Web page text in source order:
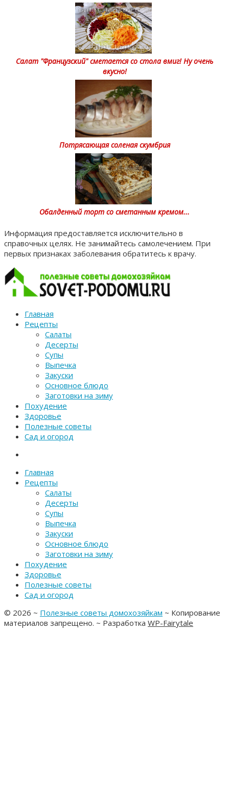
Салат "Французский" сметается со стола вмиг! Ну очень
вкусно!
Потрясающая соленая скумбрия
Обалденный торт со сметанным кремом...
Информация предоставляется исключительно в
справочных целях. Не занимайтесь самолечением. При
первых признаках заболевания обратитесь к врачу.
Главная
Рецепты
Салаты
Десерты
Супы
Выпечка
Закуски
Основное блюдо
Заготовки на зиму
Похудение
Здоровье
Полезные советы
Сад и огород
Главная
Рецепты
Салаты
Десерты
Супы
Выпечка
Закуски
Основное блюдо
Заготовки на зиму
Похудение
Здоровье
Полезные советы
Сад и огород
© 2026 ~ Полезные советы домохозяйкам ~ Копирование
материалов запрещено. ~ Разработка WP-Fairytale